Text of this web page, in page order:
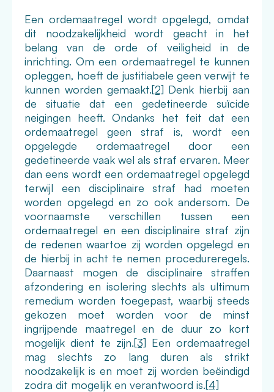
Een ordemaatregel wordt opgelegd, omdat
dit noodzakelijkheid wordt geacht in het
belang van de orde of veiligheid in de
inrichting. Om een ordemaatregel te kunnen
opleggen, hoeft de justitiabele geen verwijt te
kunnen worden gemaakt.[2] Denk hierbij aan
de situatie dat een gedetineerde suïcide
neigingen heeft. Ondanks het feit dat een
ordemaatregel geen straf is, wordt een
opgelegde ordemaatregel door een
gedetineerde vaak wel als straf ervaren. Meer
dan eens wordt een ordemaatregel opgelegd
terwijl een disciplinaire straf had moeten
worden opgelegd en zo ook andersom. De
voornaamste verschillen tussen een
ordemaatregel en een disciplinaire straf zijn
de redenen waartoe zij worden opgelegd en
de hierbij in acht te nemen procedureregels.
Daarnaast mogen de disciplinaire straffen
afzondering en isolering slechts als ultimum
remedium worden toegepast, waarbij steeds
gekozen moet worden voor de minst
ingrijpende maatregel en de duur zo kort
mogelijk dient te zijn.[3] Een ordemaatregel
mag slechts zo lang duren als strikt
noodzakelijk is en moet zij worden beëindigd
zodra dit mogelijk en verantwoord is.[4]